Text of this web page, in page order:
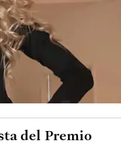
del Premio